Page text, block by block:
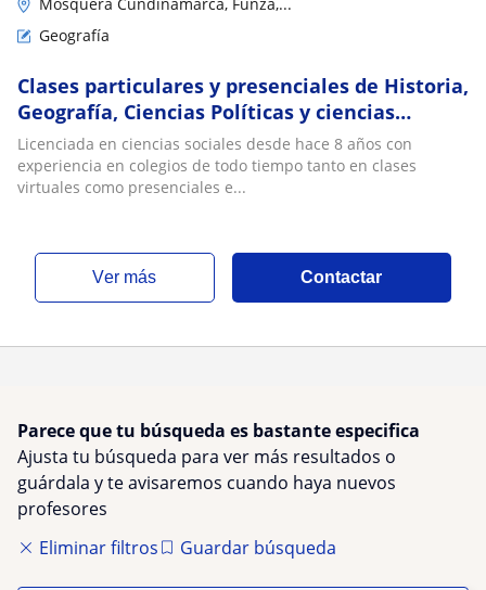
Geografía
Clases particulares y presenciales de Historia,
Geografía, Ciencias Políticas y ciencias
económicas
Licenciada en ciencias sociales desde hace 8 años con
experiencia en colegios de todo tiempo tanto en clases
virtuales como presenciales e...
ver más Contactar
Parece que tu búsqueda es bastante especifica
Ajusta tu búsqueda para ver más resultados o
guárdala y te avisaremos cuando haya nuevos
profesores
Eliminar filtros
Guardar búsqueda